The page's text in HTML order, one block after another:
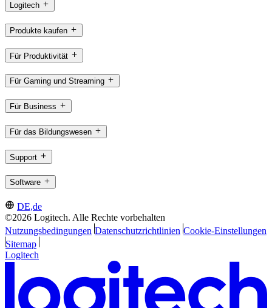
Logitech
Produkte kaufen
Für Produktivität
Für Gaming und Streaming
Für Business
Für das Bildungswesen
Support
Software
DE,de
©2026 Logitech. Alle Rechte vorbehalten
Nutzungsbedingungen Datenschutzrichtlinien Cookie-Einstellungen
Sitemap
Logitech